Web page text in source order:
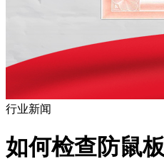
行业新闻
如何检查防鼠